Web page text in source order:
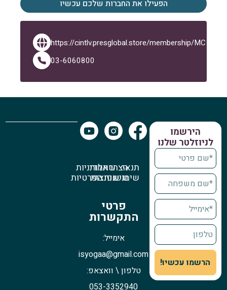
הפעילו את החברות שלכם עכשיו
https://cintlv.presglobal.store/membership/MC1
03-6060800
הירשמו
לניוזלטר שלנו
הרשמו עכשיו!
תנאי
שימוש
הצהרת
נגישות
שאלות
נפוצות
מדיניות
הפרטיות
פרטי
התקשרות
אימייל:
isyogaa@gmail.com
טלפון \ וואצאפ:
053-3352940